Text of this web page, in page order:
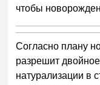
чтобы
Согласно плану
разрешит
натурализации в